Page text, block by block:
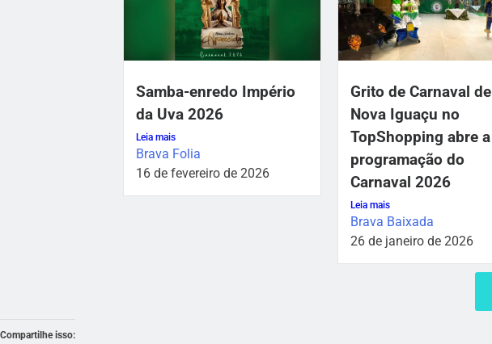
Samba-enredo Império
da Uva 2026
Leia mais
Brava Folia
16 de fevereiro de 2026
Grito de Carnaval de
Nova Iguaçu no
TopShopping abre a
programação do
Carnaval 2026
Leia mais
Brava Baixada
26 de janeiro de 2026
Compartilhe isso: